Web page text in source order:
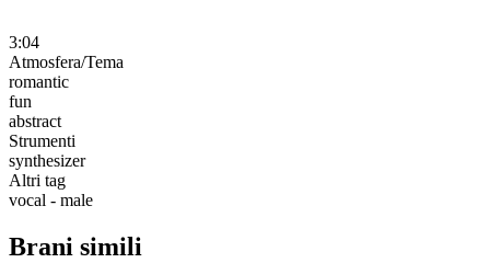
3:04
Atmosfera/Tema
romantic
fun
abstract
Strumenti
synthesizer
Altri tag
vocal - male
Brani simili